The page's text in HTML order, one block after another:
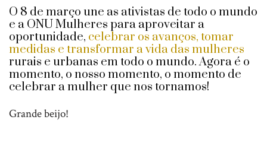
O 8 de março une as ativistas de todo o mundo
e a ONU Mulheres para aproveitar a
oportunidade, celebrar os avanços, tomar
medidas e transformar a vida das mulheres
rurais e urbanas em todo o mundo. Agora é o
momento, o nosso momento, o momento de
celebrar a mulher que nos tornamos!
Grande beijo!